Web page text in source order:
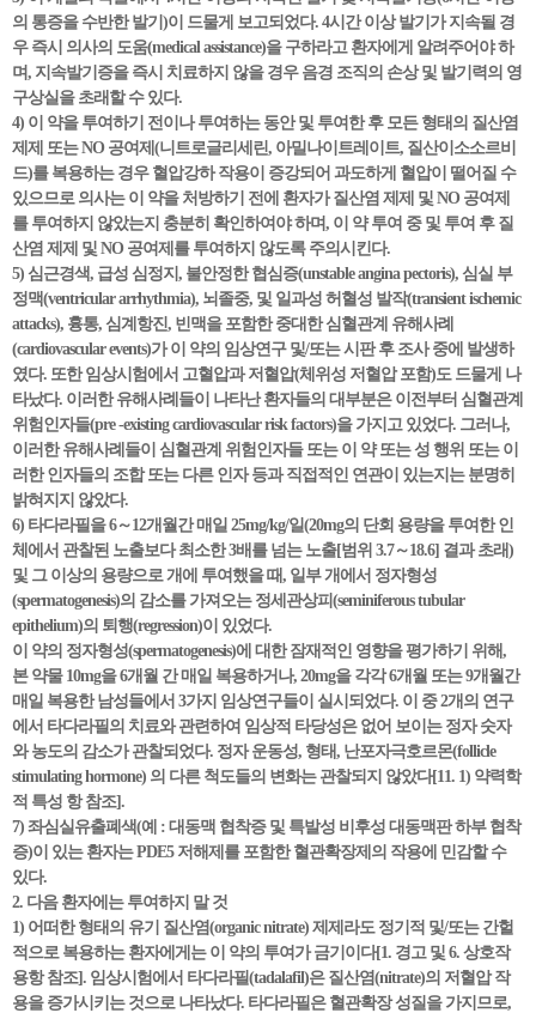
의 통증을 수반한 발기)이 드물게 보고되었다. 4시간 이상 발기가 지속될 경
우 즉시 의사의 도움(medical assistance)을 구하라고 환자에게 알려주어야 하
며, 지속발기증을 즉시 치료하지 않을 경우 음경 조직의 손상 및 발기력의 영
구상실을 초래할 수 있다.
4) 이 약을 투여하기 전이나 투여하는 동안 및 투여한 후 모든 형태의 질산염
제제 또는 NO 공여제(니트로글리세린, 아밀나이트레이트, 질산이소소르비
드)를 복용하는 경우 혈압강하 작용이 증강되어 과도하게 혈압이 떨어질 수
있으므로 의사는 이 약을 처방하기 전에 환자가 질산염 제제 및 NO 공여제
를 투여하지 않았는지 충분히 확인하여야 하며, 이 약 투여 중 및 투여 후 질
산염 제제 및 NO 공여제를 투여하지 않도록 주의시킨다.
5) 심근경색, 급성 심정지, 불안정한 협심증(unstable angina pectoris), 심실 부
정맥(ventricular arrhythmia), 뇌졸중, 및 일과성 허혈성 발작(transient ischemic
attacks), 흉통, 심계항진, 빈맥을 포함한 중대한 심혈관계 유해사례
(cardiovascular events)가 이 약의 임상연구 및/또는 시판 후 조사 중에 발생하
였다. 또한 임상시험에서 고혈압과 저혈압(체위성 저혈압 포함)도 드물게 나
타났다. 이러한 유해사례들이 나타난 환자들의 대부분은 이전부터 심혈관계
위험인자들(pre -existing cardiovascular risk factors)을 가지고 있었다. 그러나,
이러한 유해사례들이 심혈관계 위험인자들 또는 이 약 또는 성 행위 또는 이
러한 인자들의 조합 또는 다른 인자 등과 직접적인 연관이 있는지는 분명히
밝혀지지 않았다.
6) 타다라필을 6～12개월간 매일 25mg/kg/일(20mg의 단회 용량을 투여한 인
체에서 관찰된 노출보다 최소한 3배를 넘는 노출[범위 3.7～18.6] 결과 초래)
및 그 이상의 용량으로 개에 투여했을 때, 일부 개에서 정자형성
(spermatogenesis)의 감소를 가져오는 정세관상피(seminiferous tubular
epithelium)의 퇴행(regression)이 있었다.
이 약의 정자형성(spermatogenesis)에 대한 잠재적인 영향을 평가하기 위해,
본 약물 10mg을 6개월 간 매일 복용하거나, 20mg을 각각 6개월 또는 9개월간
매일 복용한 남성들에서 3가지 임상연구들이 실시되었다. 이 중 2개의 연구
에서 타다라필의 치료와 관련하여 임상적 타당성은 없어 보이는 정자 숫자
와 농도의 감소가 관찰되었다. 정자 운동성, 형태, 난포자극호르몬(follicle
stimulating hormone) 의 다른 척도들의 변화는 관찰되지 않았다[11. 1) 약력학
적 특성 항 참조].
7) 좌심실유출폐색(예 : 대동맥 협착증 및 특발성 비후성 대동맥판 하부 협착
증)이 있는 환자는 PDE5 저해제를 포함한 혈관확장제의 작용에 민감할 수
있다.
2. 다음 환자에는 투여하지 말 것
1) 어떠한 형태의 유기 질산염(organic nitrate) 제제라도 정기적 및/또는 간헐
적으로 복용하는 환자에게는 이 약의 투여가 금기이다[1. 경고 및 6. 상호작
용항 참조]. 임상시험에서 타다라필(tadalafil)은 질산염(nitrate)의 저혈압 작
용을 증가시키는 것으로 나타났다. 타다라필은 혈관확장 성질을 가지므로,